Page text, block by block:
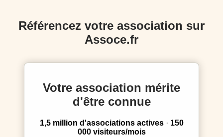
Référencez votre association sur
Assoce.fr
Votre association mérite
d'être connue
1,5 million d'associations actives· 150
000 visiteurs/mois